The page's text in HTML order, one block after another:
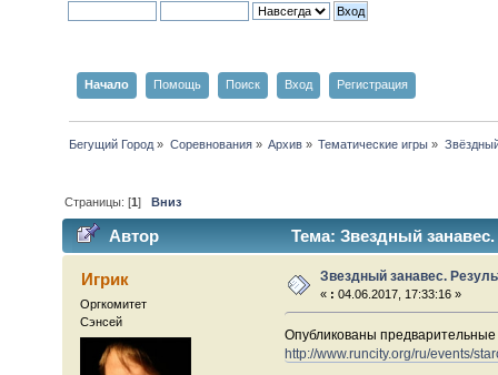
Начало Помощь Поиск Вход Регистрация
Бегущий Город » Соревнования» Архив » Тематические игры »
Страницы: [1]Вниз
Автор Тема: Звездный
Игрик
Оргкомитет
Сэнсей
Звездный занавес.
« : 04.06.2017, 17:33:16 »
Опубликованы
http://www.runcity.org/ru/events/